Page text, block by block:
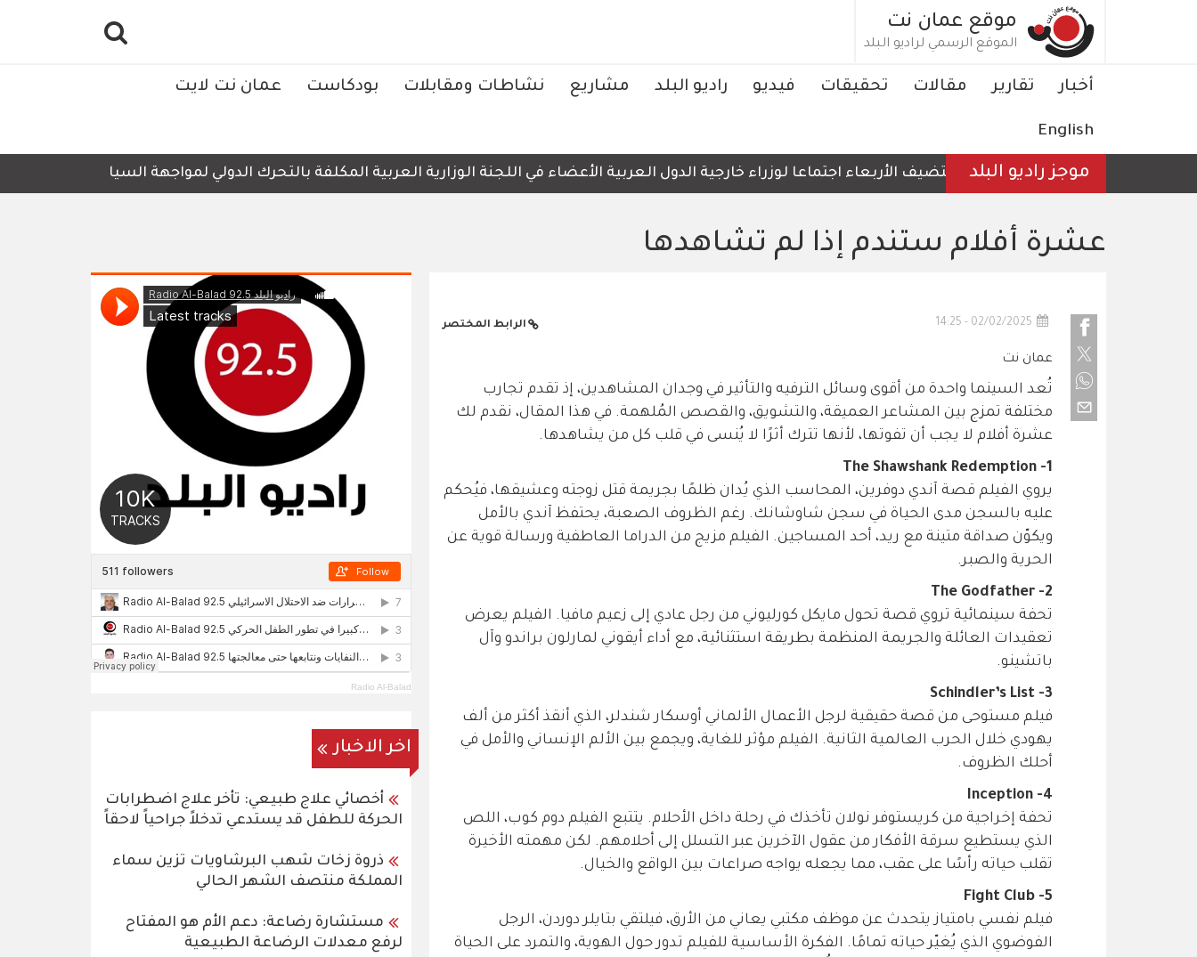
موقع عمان نت
الموقع الرسمي لراديو البلد
Main
أخبار تقارير مقالات تحقيقات فيديو راديو البلد مشاريع نشاطات ومقابلات بودكاست عمان نت لايت
English
موجز راديو البلد
الأردن يستضيف الأربعاء اجتماعا لوزراء خارجية الدول العربية الأعضاء في اللجنة الوزارية العربية المكلفة بالتحرك الدولي لمواجهة السياسات والإجراءات
عشرة أفلام ستندم إذا لم تشاهدها
02/02/2025 - 14:25 الرابط المختصر
عمان نت
تُعد السينما واحدة من أقوى وسائل الترفيه والتأثير في وجدان المشاهدين، إذ تقدم تجارب
مختلفة تمزج بين المشاعر العميقة، والتشويق، والقصص المُلهمة. في هذا المقال، نقدم لك
عشرة أفلام لا يجب أن تفوتها، لأنها تترك أثرًا لا يُنسى في قلب كل من يشاهدها.
1- The Shawshank Redemption
يروي الفيلم قصة آندي دوفرين، المحاسب الذي يُدان ظلمًا بجريمة قتل زوجته وعشيقها، فيُحكم
عليه بالسجن مدى الحياة في سجن شاوشانك. رغم الظروف الصعبة، يحتفظ آندي بالأمل
ويكوّن صداقة متينة مع ريد، أحد المساجين. الفيلم مزيج من الدراما العاطفية ورسالة قوية عن
الحرية والصبر.
2- The Godfather
تحفة سينمائية تروي قصة تحول مايكل كورليوني من رجل عادي إلى زعيم مافيا. الفيلم يعرض
تعقيدات العائلة والجريمة المنظمة بطريقة استثنائية، مع أداء أيقوني لمارلون براندو وآل
باتشينو.
3- Schindler’s List
فيلم مستوحى من قصة حقيقية لرجل الأعمال الألماني أوسكار شندلر، الذي أنقذ أكثر من ألف
يهودي خلال الحرب العالمية الثانية. الفيلم مؤثر للغاية، ويجمع بين الألم الإنساني والأمل في
أحلك الظروف.
4- Inception
تحفة إخراجية من كريستوفر نولان تأخذك في رحلة داخل الأحلام. يتتبع الفيلم دوم كوب، اللص
الذي يستطيع سرقة الأفكار من عقول الآخرين عبر التسلل إلى أحلامهم. لكن مهمته الأخيرة
تقلب حياته رأسًا على عقب، مما يجعله يواجه صراعات بين الواقع والخيال.
5- Fight Club
فيلم نفسي بامتياز يتحدث عن موظف مكتبي يعاني من الأرق، فيلتقي بتايلر دوردن، الرجل
الفوضوي الذي يُغيّر حياته تمامًا. الفكرة الأساسية للفيلم تدور حول الهوية، والتمرد على الحياة
Radio Al-Balad
اخر الاخبار
أخصائي علاج طبيعي: تأخر علاج اضطرابات
الحركة للطفل قد يستدعي تدخلاً جراحياً لاحقاً
ذروة زخات شهب البرشاويات تزين سماء
المملكة منتصف الشهر الحالي
مستشارة رضاعة: دعم الأم هو المفتاح
لرفع معدلات الرضاعة الطبيعية